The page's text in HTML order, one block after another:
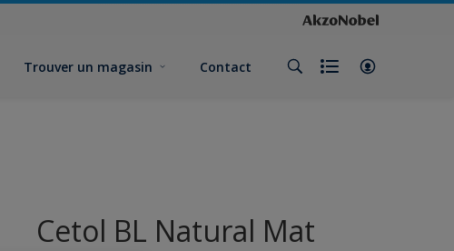
Trouver un magasin Contact
Cetol BL Natural Mat